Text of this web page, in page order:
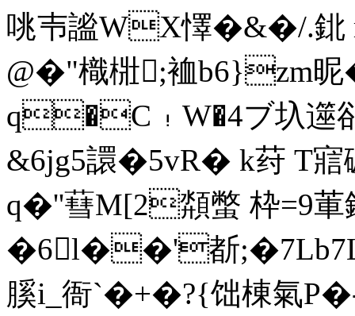
咷壭謐WX懌�&�/.鉳
@�"樴梉;裇b6}zm昵
q�C﹗W�4ブ圦遾
&6jg5譞�5vR� k荮 T
q�''蔧M[2頮蟞 枠=9莗
�6l��'斱
膎i_衙`�+�?{饳棟氣